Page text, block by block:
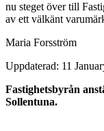
nu steget över till
av ett välkänt
Maria Forsström
Uppdaterad: 11
Fastighetsbyrån
Sollentuna.